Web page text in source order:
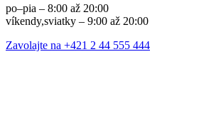
po–pia – 8:00 až 20:00
víkendy,sviatky – 9:00 až 20:00
Zavolajte na +421 2 44 555 444